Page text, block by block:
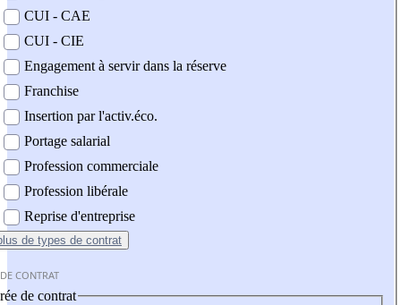
CUI - CAE
CUI - CIE
Engagement à servir dans la réserve
Franchise
Insertion par l'activ.éco.
Portage salarial
Profession commerciale
Profession libérale
Reprise d'entreprise
de types de contrat
CONTRAT
de contrat